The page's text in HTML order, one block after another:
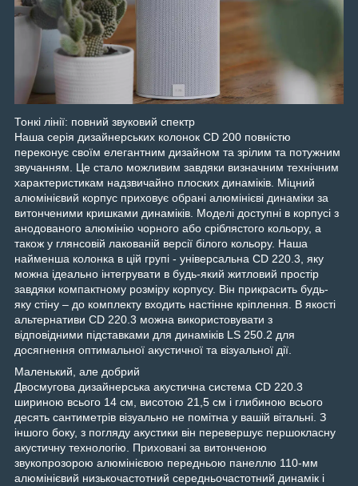
Тонкі лінії: повний звуковий спектр
Наша серія дизайнерських колонок CD 200 повністю
переконує своїм елегантним дизайном та зрілим та потужним
звучанням. Це стало можливим завдяки визначним технічним
характеристикам надзвичайно плоских динаміків. Міцний
алюмінієвий корпус приховує обрані алюмінієві динаміки за
витонченими кришками динаміків. Моделі доступні в корпусі з
анодованого алюмінію чорного або сріблястого кольору, а
також у глянсовій лакованій версії білого кольору. Наша
найменша колонка в цій групі - універсальна CD 220.3, яку
можна ідеально інтегрувати в будь-який житловий простір
завдяки компактному розміру корпусу. Він прикрасить будь-
яку стіну – до комплекту входить настінне кріплення. В якості
альтернативи CD 220.3 можна використовувати з
відповідними підставками для динаміків LS 250.2 для
досягнення оптимальної акустичної та візуальної дії.
Маленький, але добрий
Двосмугова дизайнерська акустична система CD 220.3
шириною всього 14 см, висотою 21,5 см і глибиною всього
десять сантиметрів візуально не помітна у вашій вітальні. З
іншого боку, з погляду акустики він перевершує першокласну
акустичну технологію. Приховані за витонченою
звукопрозорою алюмінієвою передньою панеллю 110-мм
алюмінієвий низькочастотний середньочастотний динамік і